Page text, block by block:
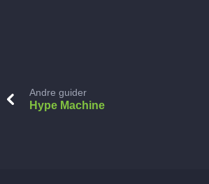
Andre guider
Hype Machine